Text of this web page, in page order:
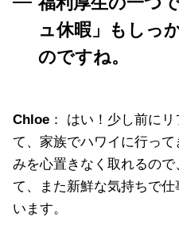
ュ休暇」もしっ
のですね。
Chloe ： はい！少し前に
て、家族でハワイに行っ
みを心置きなく取れるの
て、また新鮮な気持ちで
います。